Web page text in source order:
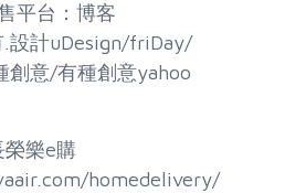
平台：博客
設計uDesign/friDay/
創意/有種創意yahoo
榮樂e購
homedelivery/